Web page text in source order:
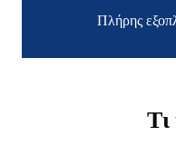
Πλήρης